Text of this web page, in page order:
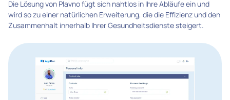
Die Lösung von Plavno fügt sich nahtlos in Ihre Abläufe ein und
wird so zu einer natürlichen Erweiterung, die die Effizienz und den
Zusammenhalt innerhalb Ihrer Gesundheitsdienste steigert.